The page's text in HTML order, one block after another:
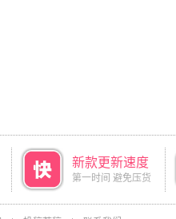
新款更新速度
第一时间 避免压货